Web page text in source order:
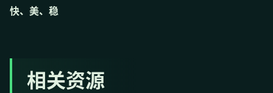
快、美、稳
相关资源